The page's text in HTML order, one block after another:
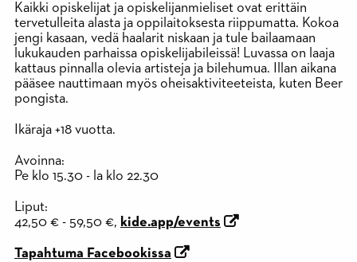
Kaikki opiskelijat ja opiskelijanmieliset ovat erittäin
tervetulleita alasta ja oppilaitoksesta riippumatta. Kokoa
jengi kasaan, vedä haalarit niskaan ja tule bailaamaan
lukukauden parhaissa opiskelijabileissä! Luvassa on laaja
kattaus pinnalla olevia artisteja ja bilehumua. Illan aikana
pääsee nauttimaan myös oheisaktiviteeteista, kuten Beer
pongista.
Ikäraja +18 vuotta.
Avoinna:
Pe klo 15.30 - la klo 22.30
Liput:
42,50 € - 59,50 €, kide.app/events
Tapahtuma Facebookissa